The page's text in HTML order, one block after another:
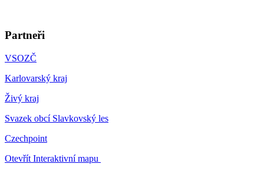
Partneři
VSOZČ
Karlovarský kraj
Živý kraj
Svazek obcí Slavkovský les
Czechpoint
Otevřít Interaktivní mapu